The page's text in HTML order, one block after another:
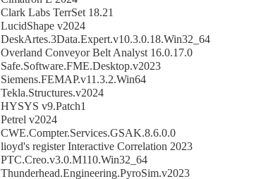
Clark Labs TerrSet 18.21
LucidShape v2024
DeskArtes.3Data.Expert.v10.3.0.18.Win32_64
Overland Conveyor Belt Analyst 16.0.17.0
Safe.Software.FME.Desktop.v2023
Siemens.FEMAP.v11.3.2.Win64
Tekla.Structures.v2024
HYSYS v9.Patch1
Petrel v2024
CWE.Compter.Services.GSAK.8.6.0.0
lioyd's register Interactive Correlation 2023
PTC.Creo.v3.0.M110.Win32_64
Thunderhead.Engineering.PyroSim.v2023